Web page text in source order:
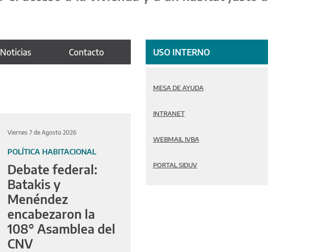
Noticias Contacto
Viernes 7 de Agosto 2026
POLÍTICA HABITACIONAL
Debate federal:
Batakis y
Menéndez
encabezaron la
108° Asamblea del
CNV
USO INTERNO
MESA DE AYUDA
INTRANET
WEBMAIL IVBA
PORTAL SIDUV